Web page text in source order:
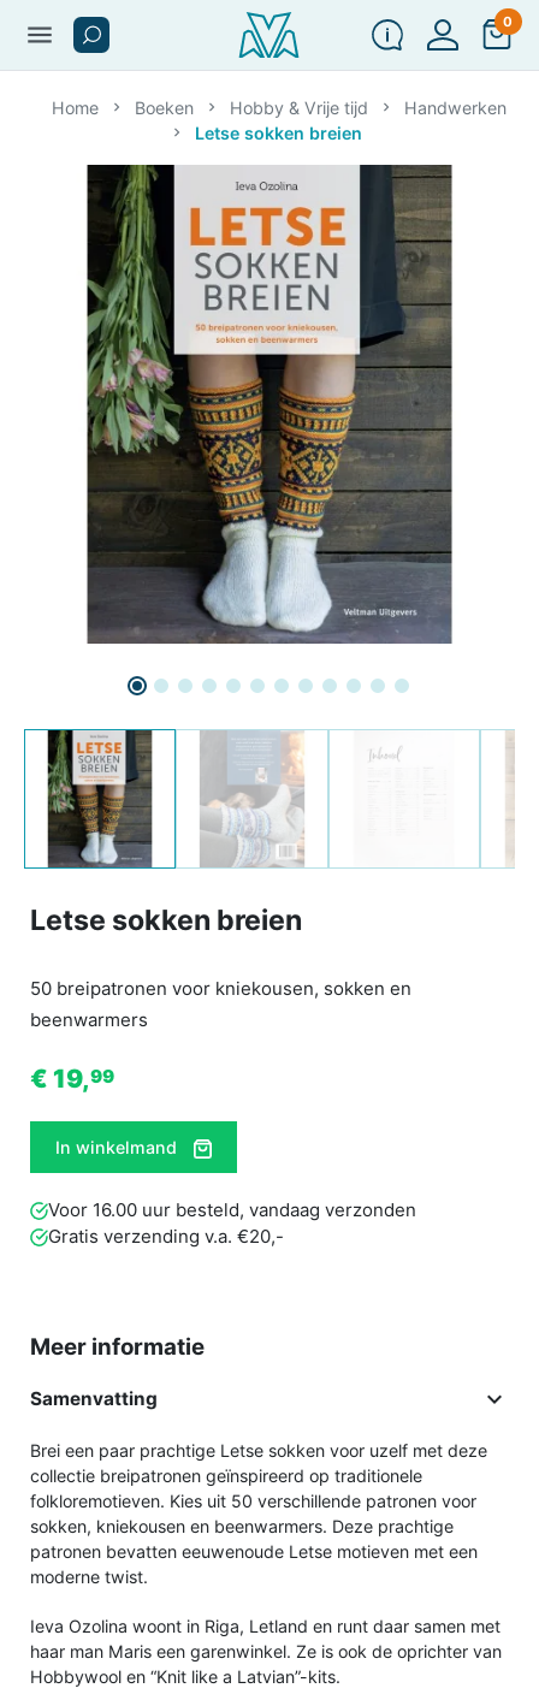
menu 0
Home Boeken Hobby & Vrije tijd
Handwerken
Letse sokken breien
Letse sokken breien
50 breipatronen voor kniekousen, sokken en
beenwarmers
€ 19,99
In winkelmand
Voor 16.00 uur besteld, vandaag verzonden
Gratis verzending v.a. €20,-
Meer informatie
Samenvatting 
Brei een paar prachtige Letse sokken voor uzelf met deze
collectie breipatronen geïnspireerd op traditionele
folkloremotieven. Kies uit 50 verschillende patronen voor
sokken, kniekousen en beenwarmers. Deze prachtige
patronen bevatten eeuwenoude Letse motieven met een
moderne twist.
Ieva Ozolina woont in Riga, Letland en runt daar samen met
haar man Maris een garenwinkel. Ze is ook de oprichter van
Hobbywool en “Knit like a Latvian”-kits.